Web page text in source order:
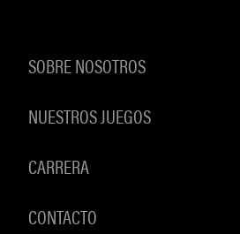
SOBRE NOSOTROS
NUESTROS JUEGOS
CARRERA
CONTACTO